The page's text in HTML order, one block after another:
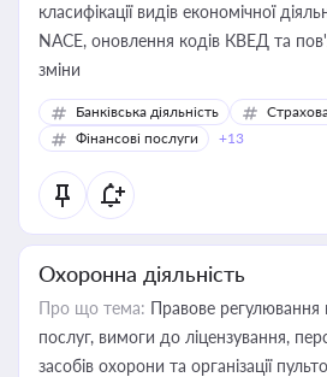
класифікації видів економічної
NACE, оновлення кодів КВЕД та
зміни
Банківська діяльність
Фінансові послуги
+13
Охоронна діяльність
Про що тема: Правове
послуг, вимоги до ліцензування,
засобів охорони та організації